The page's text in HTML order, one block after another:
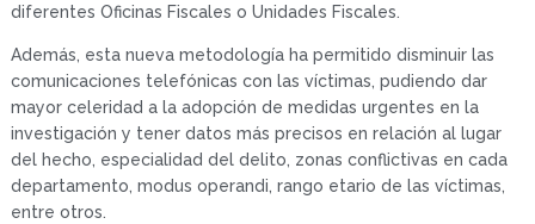
diferentes Oficinas Fiscales o Unidades Fiscales.
Además, esta nueva metodología ha permitido disminuir las
comunicaciones telefónicas con las víctimas, pudiendo dar
mayor celeridad a la adopción de medidas urgentes en la
investigación y tener datos más precisos en relación al lugar
del hecho, especialidad del delito, zonas conflictivas en cada
departamento, modus operandi, rango etario de las víctimas,
entre otros.